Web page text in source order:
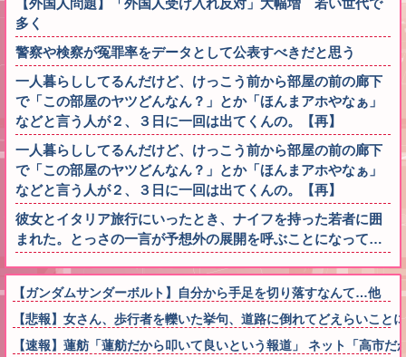
【外国人問題】「外国人受け入れ反対」大幅増 若い世代で
多く
警察や検察が冤罪率をデータとして公表すべきだと思う
一人暮らししてるんだけど、けっこう前から部屋の前の廊下
で「この部屋のヤツどんなん？」とか「ほんまアホやなぁ」
などと言う人が２、３日に一回は出てくんの。【再】
一人暮らししてるんだけど、けっこう前から部屋の前の廊下
で「この部屋のヤツどんなん？」とか「ほんまアホやなぁ」
などと言う人が２、３日に一回は出てくんの。【再】
彼女とイタリア旅行にいったとき、ナイフを持った若者に囲
まれた。とっさの一言が予想外の展開を呼ぶことになって…
【ガンダムサンダーボルト】自分から手足を切り落すなんて…他
【悲報】女さん、歩行者を轢いた挙句、道路に倒れてどえらいこ
【速報】蓮舫「蓮舫だから叩いて良いという報道」 ネット「高市